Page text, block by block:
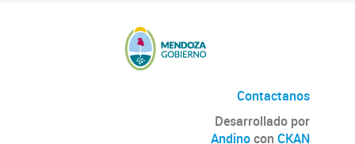
Contactanos
Desarrollado por
Andinocon CKAN